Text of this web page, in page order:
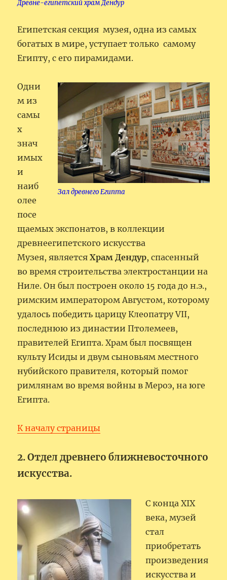
Древне-египетский храм Дендур
Египетская секция музея, одна из самых
богатых в мире, уступает только самому
Египту, с его пирамидами.
Зал древнего Египта
Одни
м из
самы
х
знач
имых
и
наиб
олее
посе
щаемых экспонатов, в коллекции
древнеегипетского искусства
Музея, является Храм Дендур, спасенный
во время строительства электростанции на
Ниле. Он был построен около 15 года до н.э.,
римским императором Августом, которому
удалось победить царицу Клеопатру VII,
последнюю из династии Птолемеев,
правителей Египта. Храм был посвящен
культу Исиды и двум сыновьям местного
нубийского правителя, который помог
римлянам во время войны в Мероэ, на юге
Египта.
К началу страницы
2. Отдел древнего ближневосточного
искусства.
С конца XIX
века, музей
стал
приобретать
произведения
искусства и